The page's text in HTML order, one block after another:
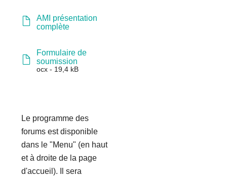
AMI présentation
complète
Formulaire de
soumission
ocx - 19,4 kB
Le programme des
forums est disponible
dans le "Menu" (en haut
et à droite de la page
d'accueil). Il sera